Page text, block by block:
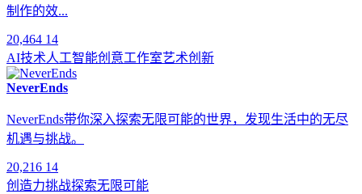
制作的效...
20,464 14
AI技术人工智能创意工作室艺术创新
NeverEnds
NeverEnds带你深入探索无限可能的世界，发现生活中的无尽
机遇与挑战。
20,216 14
创造力挑战探索无限可能